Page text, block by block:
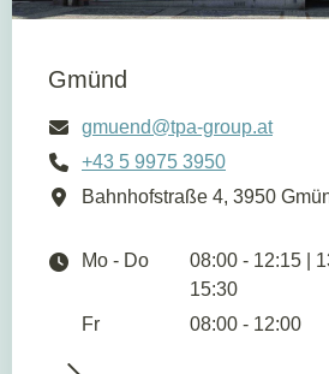
Gmünd
gmuend@tpa-group.at
+43 5 9975 3950
Bahnhofstraße 4, 3950
Mo - Do
08:00 - 12:15 |
15:30
Fr
08:00 - 12:00